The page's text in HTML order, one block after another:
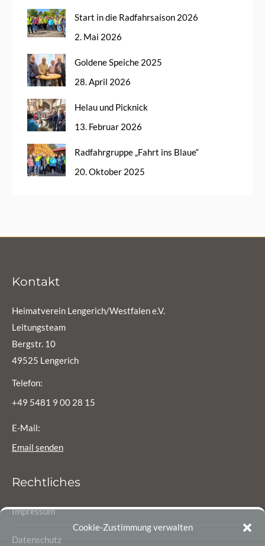
Cookie-Zustimmung verwalten
Start in die Radfahrsaison 2026
2. Mai 2026
Goldene Speiche 2025
28. April 2026
Helau und Picknick
13. Februar 2026
Radfahrgruppe „Fahrt ins Blaue“
20. Oktober 2025
Kontakt
Heimatverein Lengerich/Westfalen e.V.
Leitungsteam
Bergstr. 10
49525 Lengerich
Telefon:
+49 5481 9 00 28 15
E-Mail:
Email senden
Rechtliches
Impressum
Datenschutz